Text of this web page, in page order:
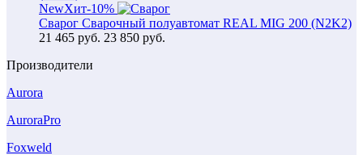
NewХит-10%
Сварог Сварочный полуавтомат REAL MIG 200 (N2K2)
21 465 руб. 23 850 руб.
Производители
Aurora
AuroraPro
Foxweld